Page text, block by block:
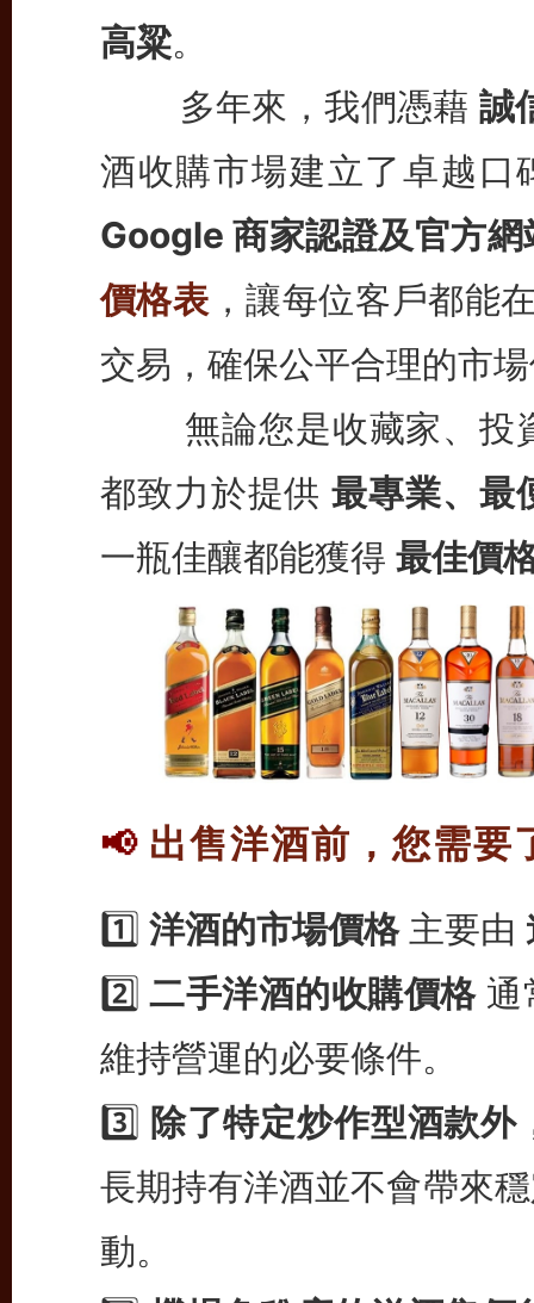
高粱。
多年來，我們憑藉誠
酒收購市場建立了卓越
Google 商家認證及官方網
價格表 ，讓每位客戶都能
交易，確保公平合理的市
無論您是收藏家、投
都致力於提供最專業、最
一瓶佳釀都能獲得 最佳價
📢 出售洋酒前，您需要
1️⃣ 洋酒的市場價格主要由
2️⃣二手洋酒的收購價格通
維持營運的必要條件。
3️⃣ 除了特定炒作型酒款
長期持有洋酒並不會帶來
動。